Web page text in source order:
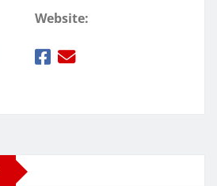
Website: